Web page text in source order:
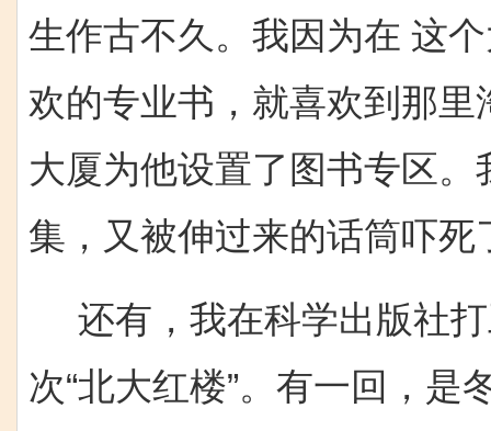
生作古不久。我因为在 这
欢的专业书，就喜欢到那里
大厦为他设置了图书专区
集，又被伸过来的话筒吓死
还有，我在科学出版社打
次“北大红楼”。有一回，是